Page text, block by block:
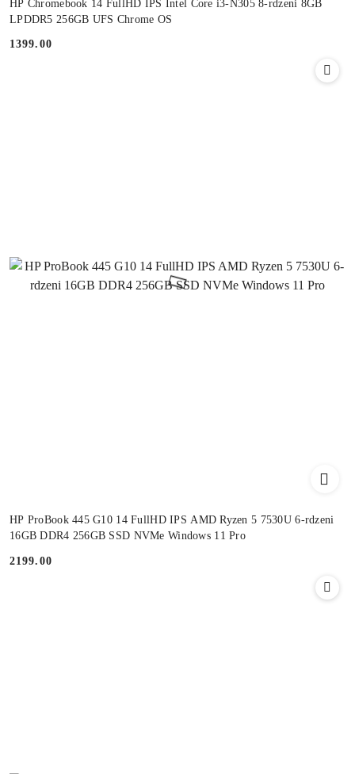
HP Chromebook 14 FullHD IPS Intel Core i3-N305 8-rdzeni 8GB
LPDDR5 256GB UFS Chrome OS
Cena:
1399.00
HP ProBook 445 G10 14 FullHD IPS AMD Ryzen 5 7530U 6-rdzeni
16GB DDR4 256GB SSD NVMe Windows 11 Pro
Cena:
2199.00